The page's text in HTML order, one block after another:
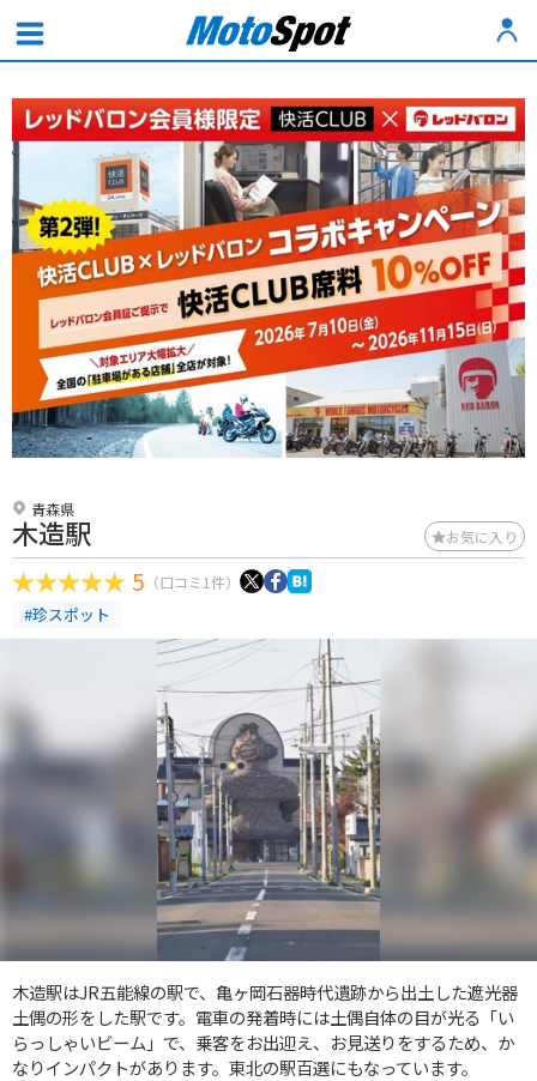
青森県
木造駅 お気に入り
5 （口コミ1件）
#珍スポット
木造駅はJR五能線の駅で、亀ヶ岡石器時代遺跡から出土した遮光器
土偶の形をした駅です。電車の発着時には土偶自体の目が光る「い
らっしゃいビーム」で、乗客をお出迎え、お見送りをするため、か
なりインパクトがあります。東北の駅百選にもなっています。